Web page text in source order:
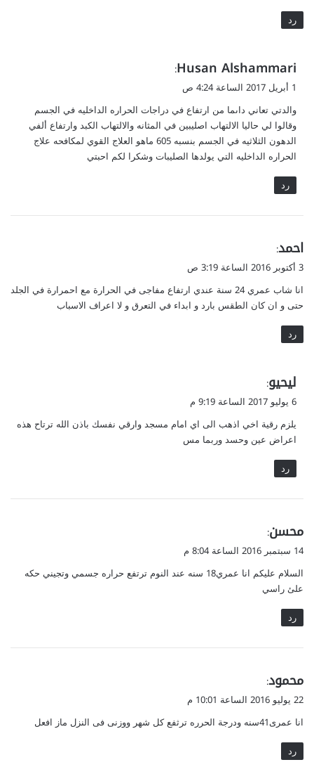
رد
ي
ق
ل
Husan Alshammari
:
1 أبريل 2017 الساعة 4:24 ص
والدتي تعاني داىما من ارتفاع في دراجات الحراره الداخليه في الجسم
وقالوا لي حاليا الالتهاب اصليبين في المثانه والالتهاب الكبد وارتفاع ألفي
الدهون الثلاثيه في الجسم بنسبه 605 ماهو العلاج القوي لمكافحه علاج
الحراره الداخليه التي يولدها الصليبات وشكرا لكم احبتي
رد
ي
ق
ل
احمد:
3 أكتوبر 2016 الساعة 3:19 ص
انا شاب عمري 24 سنة عندي ارتفاع مفاجى في الحرارة مع احمرارة في الجلد
حتى و ان كان الطقس بارد و ابداء في التعرق و لا اعراف الاسباب
رد
ي
ق
ل
ليحيو:
6 يوليو 2017 الساعة 9:19 م
يلزم رقية اخي اذهب الى اي امام مسجد وارقي نفسك باذن الله ترتاح هذه
اعراض عين وحسد وربما مس
رد
ي
ق
ل
محسن:
14 سبتمبر 2016 الساعة 8:04 م
السلام عليكم انا عمري18 سنه عند النوم ترتفع حراره جسمي وتجيني حكه
علئ راسي
رد
ي
ق
ل
محمود:
22 يوليو 2016 الساعة 10:01 م
انا عمرى41سنه ودرجة الحرره ترثفع كل شهر ووزنى فى النزل ماز افعل
رد